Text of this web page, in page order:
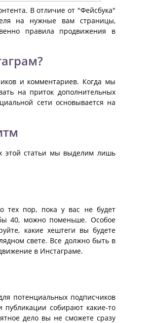
В отличие от "Фейсбука"
на нужные вам страницы,
правила продвижения в
и комментариев. Когда мы
на приток дополнительных
сети основывается на
этой статьи мы выделим лишь
тех пор, пока у вас не будет
40, можно поменьше. Особое
какие хештеги вы будете
свете. Все должно быть в
в Инстаграме.
потенциальных подписчиков
публикации собирают какие-то
дело вы не сможете сразу